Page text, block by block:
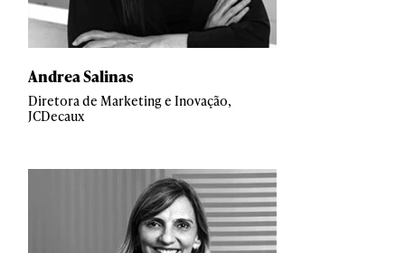
Andrea Salinas
Diretora de Marketing e Inovação,
JCDecaux